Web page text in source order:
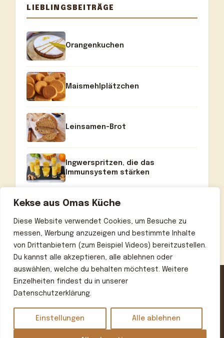
Kekse aus Omas Küche
Diese Website verwendet Cookies, um Besuche zu
messen, Werbung anzuzeigen und bestimmte Inhalte
von Drittanbietern (zum Beispiel Videos) bereitzustellen.
Du kannst alle akzeptieren, alle ablehnen oder
auswählen, welche du behalten möchtest. Weitere
Einzelheiten findest du in unserer
Datenschutzerklärung.
Einstellungen Alle ablehnen
LIEBLINGSBEITRÄGE
Orangenkuchen
Maismehlplätzchen
Leinsamen-Brot
Ingwerspritzen, die das
Immunsystem stärken